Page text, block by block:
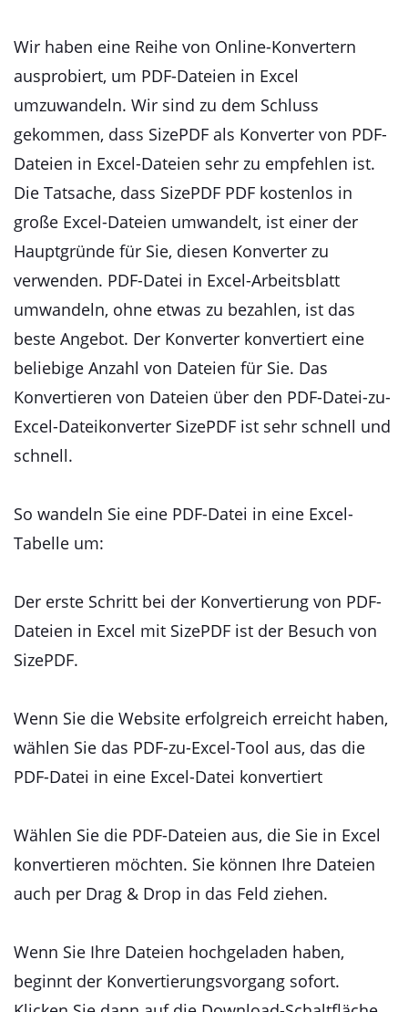
Wir haben eine Reihe von Online-Konvertern
ausprobiert, um PDF-Dateien in Excel
umzuwandeln. Wir sind zu dem Schluss
gekommen, dass SizePDF als Konverter von PDF-
Dateien in Excel-Dateien sehr zu empfehlen ist.
Die Tatsache, dass SizePDF PDF kostenlos in
große Excel-Dateien umwandelt, ist einer der
Hauptgründe für Sie, diesen Konverter zu
verwenden. PDF-Datei in Excel-Arbeitsblatt
umwandeln, ohne etwas zu bezahlen, ist das
beste Angebot. Der Konverter konvertiert eine
beliebige Anzahl von Dateien für Sie. Das
Konvertieren von Dateien über den PDF-Datei-zu-
Excel-Dateikonverter SizePDF ist sehr schnell und
schnell.
So wandeln Sie eine PDF-Datei in eine Excel-
Tabelle um:
Der erste Schritt bei der Konvertierung von PDF-
Dateien in Excel mit SizePDF ist der Besuch von
SizePDF.
Wenn Sie die Website erfolgreich erreicht haben,
wählen Sie das PDF-zu-Excel-Tool aus, das die
PDF-Datei in eine Excel-Datei konvertiert
Wählen Sie die PDF-Dateien aus, die Sie in Excel
konvertieren möchten. Sie können Ihre Dateien
auch per Drag & Drop in das Feld ziehen.
Wenn Sie Ihre Dateien hochgeladen haben,
beginnt der Konvertierungsvorgang sofort.